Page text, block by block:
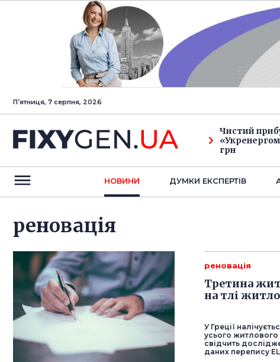
Пʼятниця, 7 серпня, 2026
Чистий
грн
НОВИНИ ДУМКИ ЕКСПЕРТIВ
реновація
реновація
Третина
на тлі
У Греції
усього житлового
свідчить
даних перепису